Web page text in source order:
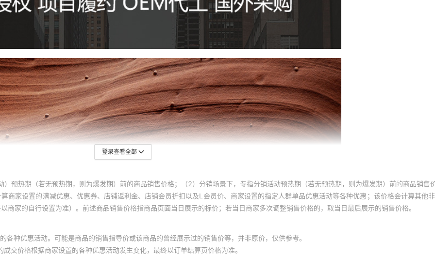
登录查看全部
预热期（若无预热期，则为爆发期）前的商品销售价格；（2）分销场景下，专指分销活动预热期（若无预热期，则为爆发期）前的商品销售
商家设置的满减优惠、优惠券、店铺返利金、店铺会员折扣以及L会员价、商家设置的指定人群单品优惠活动等各种优惠；该价格会计算其他
家的自行设置为准）。前述商品销售价格指商品页面当日展示的标价；若当日商家多次调整销售价格的，取当日最后展示的销售价格。
种优惠活动。可能是商品的销售指导价或该商品的曾经展示过的销售价等，并非原价，仅供参考。
交价格根据商家设置的各种优惠活动发生变化，最终以订单结算页价格为准。